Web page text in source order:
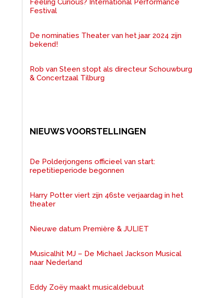
Feeling Curious? International Performance
Festival
De nominaties Theater van het jaar 2024 zijn
bekend!
Rob van Steen stopt als directeur Schouwburg
& Concertzaal Tilburg
NIEUWS VOORSTELLINGEN
De Polderjongens officieel van start:
repetitieperiode begonnen
Harry Potter viert zijn 46ste verjaardag in het
theater
Nieuwe datum Première & JULIET
Musicalhit MJ – De Michael Jackson Musical
naar Nederland
Eddy Zoëy maakt musicaldebuut